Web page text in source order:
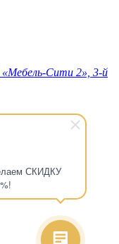
СКИДКУ
Сити 2», 3-й